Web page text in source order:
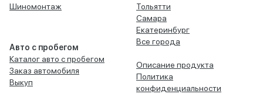
Шиномонтаж
Авто с пробегом
Каталог авто с пробегом
Заказ автомобиля
Выкуп
Тольятти
Самара
Екатеринбург
Все города
Описание продукта
Политика
конфиденциальности